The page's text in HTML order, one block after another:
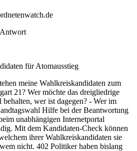
für Atomausstieg
meine Wahlkreiskandidaten zum
21? Wer möchte das dreigliedrige
behalten, wer ist dagegen? - Wer im
Hilfe bei der Beantwortung
unabhängigen Internetportal
Mit dem Kandidaten-Check können
ihrer Wahlkreiskandidaten sie
nicht. 402 Politiker haben bislang